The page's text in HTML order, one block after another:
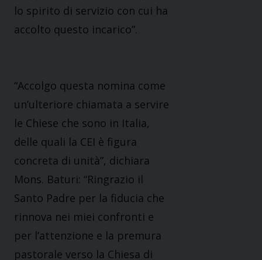
lo spirito di servizio con cui ha
accolto questo incarico”.
“Accolgo questa nomina come
un’ulteriore chiamata a servire
le Chiese che sono in Italia,
delle quali la CEI è figura
concreta di unità”, dichiara
Mons. Baturi: “Ringrazio il
Santo Padre per la fiducia che
rinnova nei miei confronti e
per l’attenzione e la premura
pastorale verso la Chiesa di